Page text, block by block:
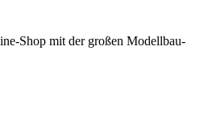
Shop mit der großen Modellbau-